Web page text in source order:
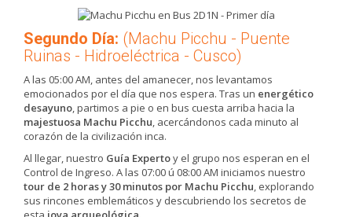
Segundo Día: (Machu Picchu - Puente
Ruinas - Hidroeléctrica - Cusco)
A las 05:00 AM, antes del amanecer, nos levantamos
emocionados por el día que nos espera. Tras un energético
desayuno, partimos a pie o en bus cuesta arriba hacia la
majestuosa Machu Picchu, acercándonos cada minuto al
corazón de la civilización inca.
Al llegar, nuestro Guía Expertoy el grupo nos esperan en el
Control de Ingreso. A las 07:00 ú 08:00 AM iniciamos nuestro
tour de 2 horas y 30 minutos por Machu Picchu, explorando
sus rincones emblemáticos y descubriendo los secretos de